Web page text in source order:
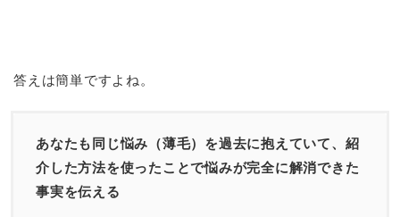
答えは簡単ですよね。
あなたも同じ悩み（薄毛）を過去に抱えていて、紹
介した方法を使ったことで悩みが完全に解消できた
事実を伝える